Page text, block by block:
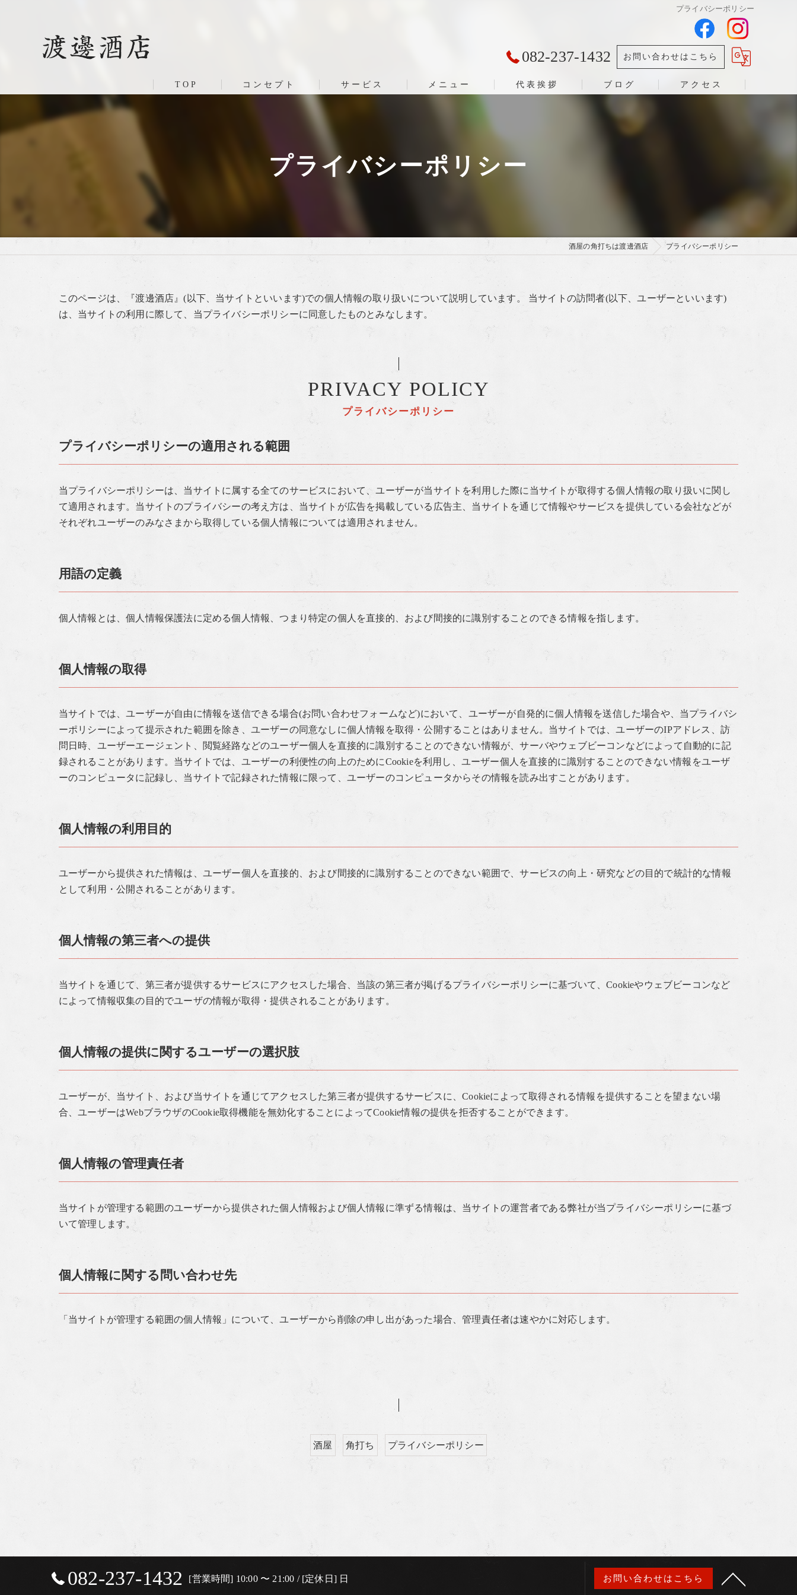
プライバシーポリシー
082-237-1432 お問い合わせはこちら
TOP コンセプト サービス メニュー 代表挨拶 ブログ アクセス
プライバシーポリシー
酒屋の角打ちは渡邊酒店 プライバシーポリシー
このページは、『渡邊酒店』(以下、当サイトといいます)での個人情報の取り扱いについて説明しています。 当サイトの訪問者(以下、ユーザーといいます)
は、当サイトの利用に際して、当プライバシーポリシーに同意したものとみなします。
プライバシーポリシー
PRIVACY POLICY
プライバシーポリシーの適用される範囲
当プライバシーポリシーは、当サイトに属する全てのサービスにおいて、ユーザーが当サイトを利用した際に当サイトが取得する個人情報の取り扱いに関し
て適用されます。当サイトのプライバシーの考え方は、当サイトが広告を掲載している広告主、当サイトを通じて情報やサービスを提供している会社などが
それぞれユーザーのみなさまから取得している個人情報については適用されません。
用語の定義
個人情報とは、個人情報保護法に定める個人情報、つまり特定の個人を直接的、および間接的に識別することのできる情報を指します。
個人情報の取得
当サイトでは、ユーザーが自由に情報を送信できる場合(お問い合わせフォームなど)において、ユーザーが自発的に個人情報を送信した場合や、当プライバシ
ーポリシーによって提示された範囲を除き、ユーザーの同意なしに個人情報を取得・公開することはありません。当サイトでは、ユーザーのIPアドレス、訪
問日時、ユーザーエージェント、閲覧経路などのユーザー個人を直接的に識別することのできない情報が、サーバやウェブビーコンなどによって自動的に記
録されることがあります。当サイトでは、ユーザーの利便性の向上のためにCookieを利用し、ユーザー個人を直接的に識別することのできない情報をユーザ
ーのコンピュータに記録し、当サイトで記録された情報に限って、ユーザーのコンピュータからその情報を読み出すことがあります。
個人情報の利用目的
ユーザーから提供された情報は、ユーザー個人を直接的、および間接的に識別することのできない範囲で、サービスの向上・研究などの目的で統計的な情報
として利用・公開されることがあります。
個人情報の第三者への提供
当サイトを通じて、第三者が提供するサービスにアクセスした場合、当該の第三者が掲げるプライバシーポリシーに基づいて、Cookieやウェブビーコンなど
によって情報収集の目的でユーザの情報が取得・提供されることがあります。
個人情報の提供に関するユーザーの選択肢
ユーザーが、当サイト、および当サイトを通じてアクセスした第三者が提供するサービスに、Cookieによって取得される情報を提供することを望まない場
合、ユーザーはWebブラウザのCookie取得機能を無効化することによってCookie情報の提供を拒否することができます。
個人情報の管理責任者
当サイトが管理する範囲のユーザーから提供された個人情報および個人情報に準ずる情報は、当サイトの運営者である弊社が当プライバシーポリシーに基づ
いて管理します。
個人情報に関する問い合わせ先
「当サイトが管理する範囲の個人情報」について、ユーザーから削除の申し出があった場合、管理責任者は速やかに対応します。
酒屋 角打ち プライバシーポリシー
082-237-1432 [営業時間] 10:00 〜 21:00 / [定休日] 日 お問い合わせはこちら